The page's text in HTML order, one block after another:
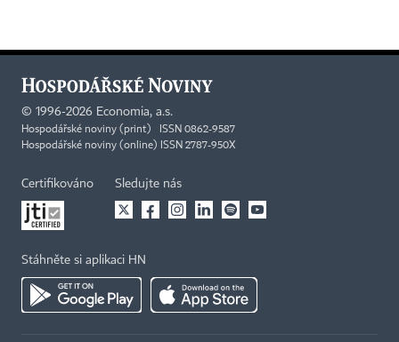
© 1996-2026 Economia, a.s.
Hospodářské noviny (print) ISSN 0862-9587
Hospodářské noviny (online) ISSN 2787-950X
Certifikováno Sledujte nás
Stáhněte si aplikaci HN